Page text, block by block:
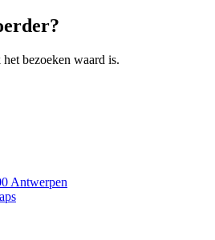
bezoeken waard is.
Antwerpen